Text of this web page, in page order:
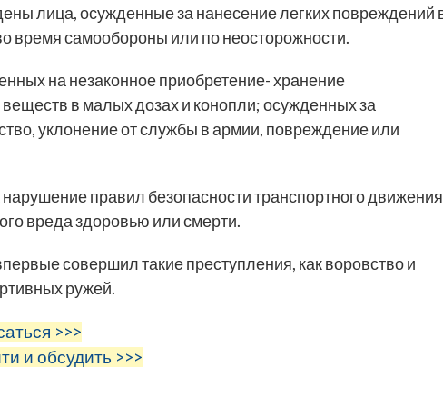
лица, осужденные за нанесение легких повреждений
время самообороны или по неосторожности.
на незаконное приобретение- хранение
в малых дозах и конопли; осужденных за
уклонение от службы в армии, повреждение или
правил безопасности транспортного
вреда здоровью или смерти.
совершил такие преступления, как воровство и
ружей.
>>>
и обсудить >>>